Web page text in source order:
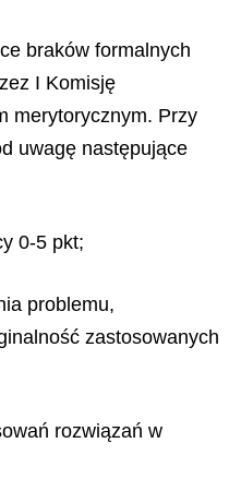
braków formalnych
I Komisję
merytorycznym. Przy
uwagę następujące
0-5 pkt;
problemu,
zastosowanych
rozwiązań w